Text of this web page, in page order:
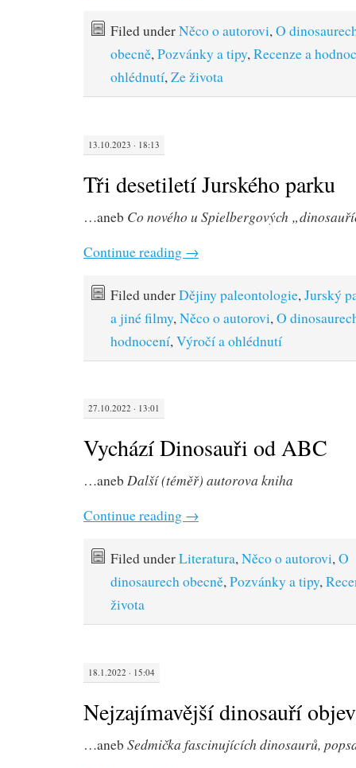
Filed underNěco o autorovi,O
obecně,Pozvánky a tipy,Recenze a
ohlédnutí,Ze života
13.10.2023 · 18:13
Tři desetiletí Jurského parku
…aneb Co nového u Spielbergových
Continue reading →
Filed underDějiny paleontologie,Jurský
a jiné filmy,Něco o autorovi,O
hodnocení,Výročí a ohlédnutí
27.10.2022 · 13:01
Vychází Dinosauři od ABC
…aneb Další (téměř) autorova kniha
Continue reading →
Filed underLiteratura,Něco o autorovi,O
dinosaurech obecně,Pozvánky a tipy,
života
18.1.2022 · 15:04
Nejzajímavější dinosauří
…aneb Sedmička fascinujících dinosaurů,